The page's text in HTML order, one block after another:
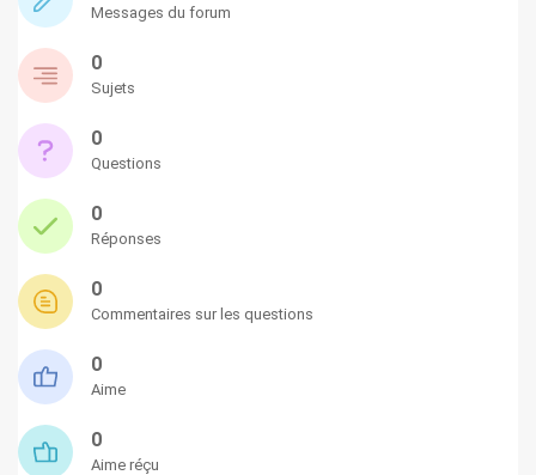
Messages du forum
0
Sujets
0
Questions
0
Réponses
0
Commentaires sur les questions
0
Aime
0
Aime réçu